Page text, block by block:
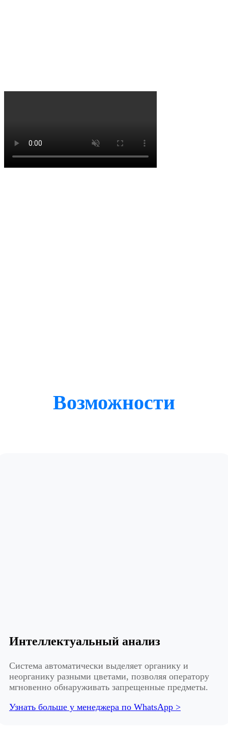
Возможности
Интеллектуальный анализ
Система автоматически выделяет органику и
неорганику разными цветами, позволяя оператору
мгновенно обнаруживать запрещенные предметы.
Узнать больше у менеджера по WhatsApp >